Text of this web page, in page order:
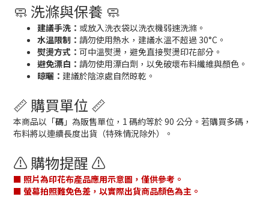
🧼 洗滌與保養 🧼
建議手洗： 或放入洗衣袋以洗衣機弱速洗滌。
水溫限制： 請勿使用熱水，建議水溫不超過 30°C。
熨燙方式： 可中溫熨燙，避免直接熨燙印花部分。
避免漂白： 請勿使用漂白劑，以免破壞布料纖維與顏色。
晾曬： 建議於陰涼處自然晾乾。
📏 購買單位 📏
本商品以「碼 」為販售單位，1 碼約等於 90 公分。若購買多碼，
布料將以連續長度出貨（特殊情況除外）。
⚠️ 購物提醒 ⚠️
■ 照片為印花布產品應用示意圖，僅供參考。
■ 螢幕拍照難免色差，以實際出貨商品顏色為主。